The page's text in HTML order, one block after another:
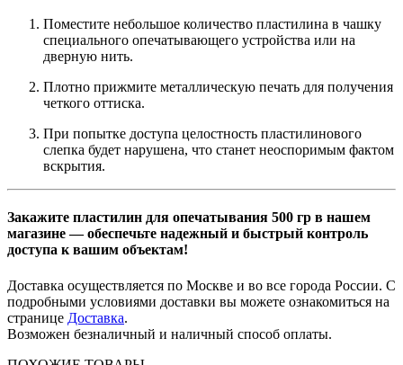
Поместите небольшое количество пластилина в чашку
специального опечатывающего устройства или на
дверную нить.
Плотно прижмите металлическую печать для получения
четкого оттиска.
При попытке доступа целостность пластилинового
слепка будет нарушена, что станет неоспоримым фактом
вскрытия.
Закажите пластилин для опечатывания 500 гр в нашем
магазине — обеспечьте надежный и быстрый контроль
доступа к вашим объектам!
Доставка осуществляется по Москве и во все города России. С
подробными условиями доставки вы можете ознакомиться на
странице Доставка.
Возможен безналичный и наличный способ оплаты.